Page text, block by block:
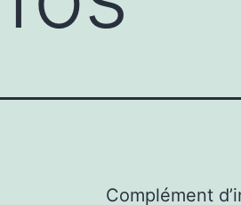
Complément